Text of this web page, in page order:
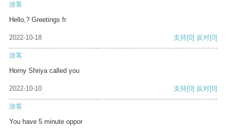
游客
Hello,? Greetings fr
2022-10-18 支持[0] 反对[0]
游客
Horny Shriya called you
2022-10-10 支持[0] 反对[0]
游客
You have 5 minute oppor